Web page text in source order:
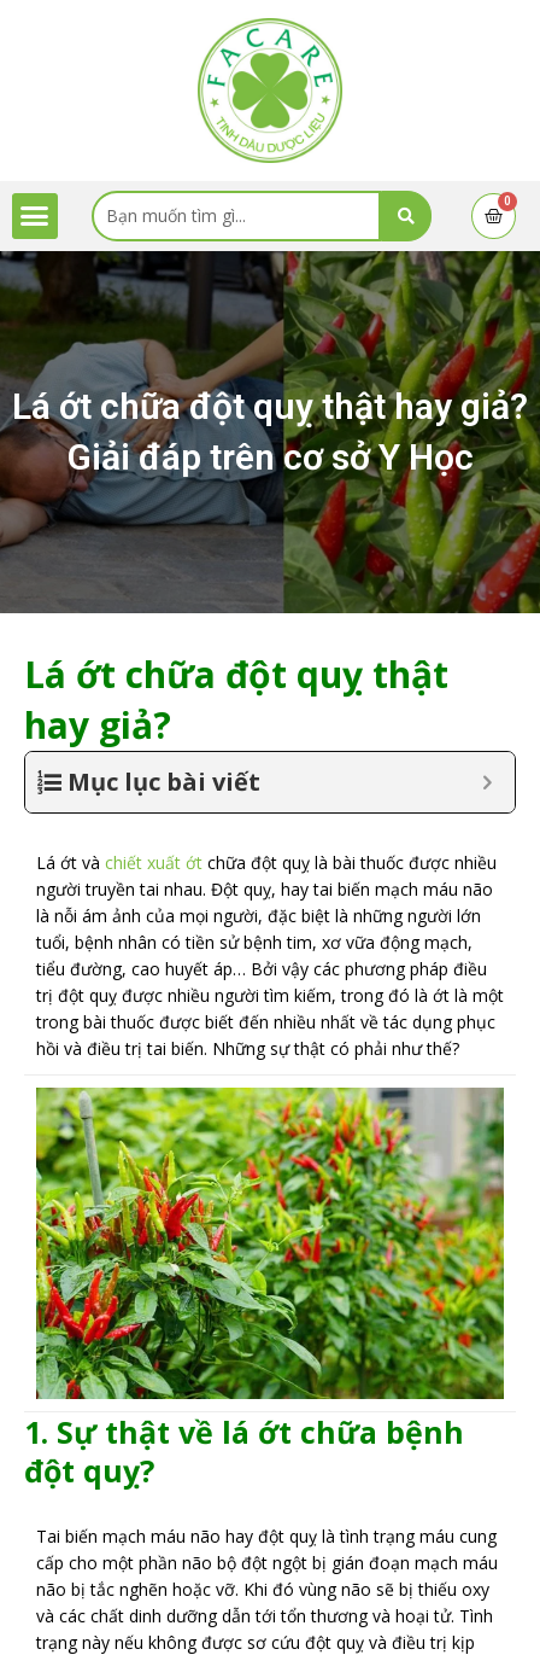
MenuSearch
...
0
Cart
Lá ớt chữa đột quỵ thật hay giả?
Giải đáp trên cơ sở Y Học
Lá ớt chữa đột quỵ thật
hay giả?
Mục lục bài viết
Lá ớt và chiết xuất ớt chữa đột quỵ là bài thuốc được nhiều
người truyền tai nhau. Đột quỵ, hay tai biến mạch máu não
là nỗi ám ảnh của mọi người, đặc biệt là những người lớn
tuổi, bệnh nhân có tiền sử bệnh tim, xơ vữa động mạch,
tiểu đường, cao huyết áp… Bởi vậy các phương pháp điều
trị đột quỵ được nhiều người tìm kiếm, trong đó là ớt là một
trong bài thuốc được biết đến nhiều nhất về tác dụng phục
hồi và điều trị tai biến. Những sự thật có phải như thế?
1. Sự thật về lá ớt chữa bệnh
đột quỵ?
Tai biến mạch máu não hay đột quỵ là tình trạng máu cung
cấp cho một phần não bộ đột ngột bị gián đoạn mạch máu
não bị tắc nghẽn hoặc vỡ. Khi đó vùng não sẽ bị thiếu oxy
và các chất dinh dưỡng dẫn tới tổn thương và hoại tử. Tình
trạng này nếu không được sơ cứu đột quỵ và điều trị kịp